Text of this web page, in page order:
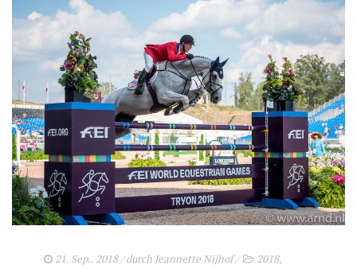
21. Sep.. 2018/ durch Jeannette Nijhof/ 2018,